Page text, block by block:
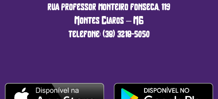
rua professor monteiro fonseca, 119
Montes Claros – MG
telefone: (38) 3218-5050